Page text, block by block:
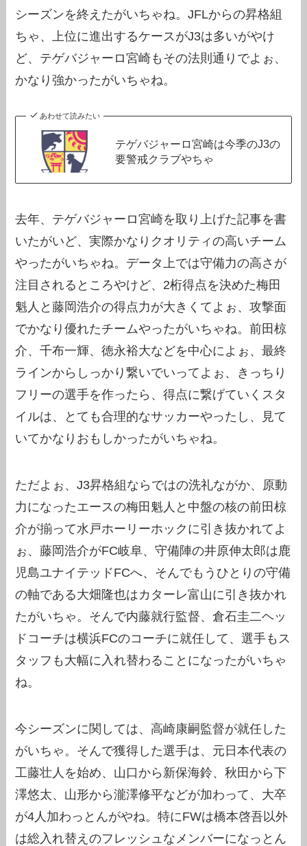
シーズンを終えたがいちゃね。JFLからの昇格組
ちゃ、上位に進出するケースがJ3は多いがやけ
ど、テゲバジャーロ宮崎もその法則通りでよぉ、
かなり強かったがいちゃね。
あわせて読みたい
テゲバジャーロ宮崎は今季のJ3の
要警戒クラブやちゃ
去年、テゲバジャーロ宮崎を取り上げた記事を書
いたがいど、実際かなりクオリティの高いチーム
やったがいちゃね。データ上では守備力の高さが
注目されるところやけど、2桁得点を決めた梅田
魁人と藤岡浩介の得点力が大きくてよぉ、攻撃面
でかなり優れたチームやったがいちゃね。前田椋
介、千布一輝、徳永裕大などを中心によぉ、最終
ラインからしっかり繋いでいってよぉ、きっちり
フリーの選手を作ったら、得点に繋げていくスタ
イルは、とても合理的なサッカーやったし、見て
いてかなりおもしかったがいちゃね。
ただよぉ、J3昇格組ならではの洗礼ながか、原動
力になったエースの梅田魁人と中盤の核の前田椋
介が揃って水戸ホーリーホックに引き抜かれてよ
ぉ、藤岡浩介がFC岐阜、守備陣の井原伸太郎は鹿
児島ユナイテッドFCへ、そんでもうひとりの守備
の軸である大畑隆也はカターレ富山に引き抜かれ
たがいちゃ。そんで内藤就行監督、倉石圭二ヘッ
ドコーチは横浜FCのコーチに就任して、選手もス
タッフも大幅に入れ替わることになったがいちゃ
ね。
今シーズンに関しては、高崎康嗣監督が就任した
がいちゃ。そんで獲得した選手は、元日本代表の
工藤壮人を始め、山口から新保海鈴、秋田から下
澤悠太、山形から瀧澤修平などが加わって、大卒
が4人加わっとんがやね。特にFWは橋本啓吾以外
は総入れ替えのフレッシュなメンバーになっとん